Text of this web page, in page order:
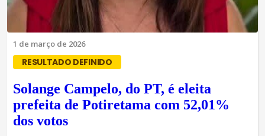
1 de março de 2026
RESULTADO DEFINIDO
Solange Campelo, do PT, é eleita
prefeita de Potiretama com 52,01%
dos votos